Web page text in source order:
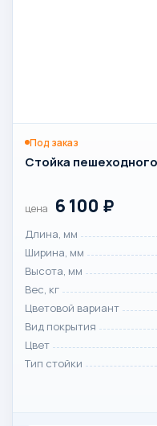
Под заказ
Стойка
цена 6 100 ₽
Длина, мм
Ширина, мм
Высота, мм
Вес, кг
Цветовой вариант
Вид покрытия
Цвет
Тип стойки